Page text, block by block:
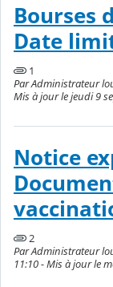
Bourses
Date
1
Par Administrateur
Mis à jour le jeudi 9
Notice
2
Par Administrateur
11:10 - Mis à jour le